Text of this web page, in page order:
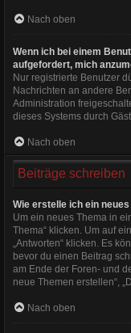
Nach oben
Wenn ich bei einem
aufgefordert, mich
Nur registrierte Benutzer
Nachrichten an andere
Administration
dieses Systems durch
Nach oben
Beiträge schreiben
Wie erstelle ich ein
Um ein neues Thema in
Thema“ klicken. Um auf
„Antworten“ klicken. Es
bevor du einen Beitrag
am Ende der Foren- und
neue Themen erstellen“,
Nach oben